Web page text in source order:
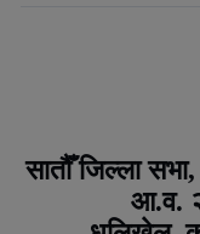
सातौँ जिल्ला
आ.व.